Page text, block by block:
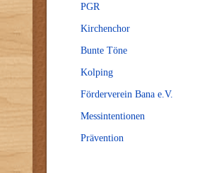
PGR
Kirchenchor
Bunte Töne
Kolping
Förderverein Bana e.V.
Messintentionen
Prävention